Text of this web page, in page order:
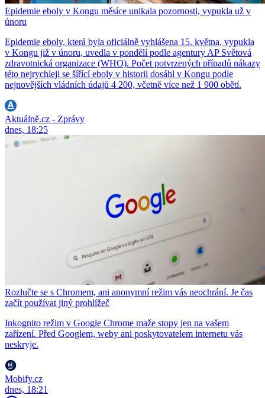
Epidemie eboly v Kongu měsíce unikala pozornosti, vypukla už v
únoru
Epidemie eboly, která byla oficiálně vyhlášena 15. května, vypukla
v Kongu již v únoru, uvedla v pondělí podle agentury AP Světová
zdravotnická organizace (WHO). Počet potvrzených případů nákazy
této nejrychleji se šířící eboly v historii dosáhl v Kongu podle
nejnovějších vládních údajů 4 200, včetně více než 1 900 obětí.
Aktuálně.cz - Zprávy
dnes, 18:25
Rozlučte se s Chromem, ani anonymní režim vás neochrání. Je čas
začít používat jiný prohlížeč
Inkognito režim v Google Chrome maže stopy jen na vašem
zařízení. Před Googlem, weby ani poskytovatelem internetu vás
neskryje.
Mobify.cz
dnes, 18:21